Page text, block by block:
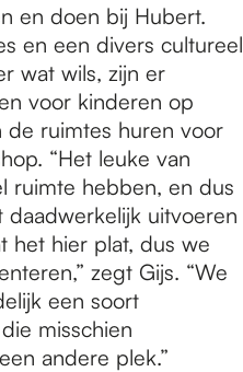
en doen bij Hubert.
en een divers cultureel
wat wils, zijn er
voor kinderen op
de ruimtes huren voor
“Het leuke van
ruimte hebben, en dus
uitvoeren
het hier plat, dus we
zegt Gijs. “We
een soort
misschien
andere plek.”